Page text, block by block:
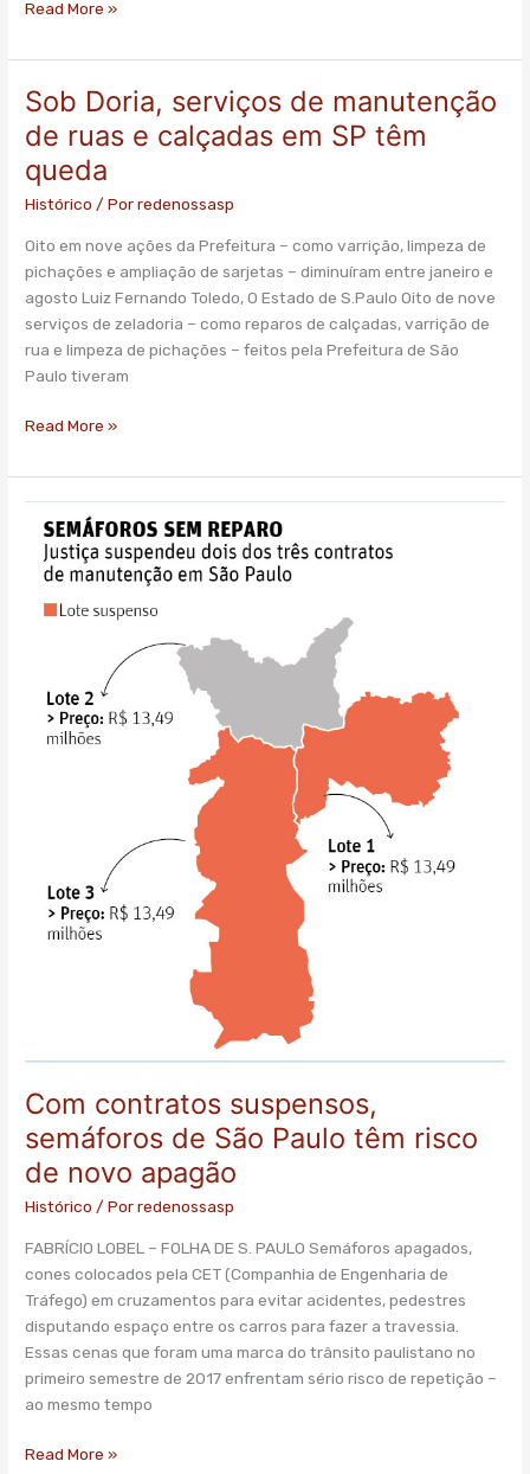
governo
Read More »
Sob Doria, serviços de manutenção
de ruas e calçadas em SP têm
queda
Histórico / Porredenossasp
Oito em nove ações da Prefeitura – como varrição, limpeza de
pichações e ampliação de sarjetas – diminuíram entre janeiro e
agosto Luiz Fernando Toledo, O Estado de S.Paulo Oito de nove
serviços de zeladoria – como reparos de calçadas, varrição de
rua e limpeza de pichações – feitos pela Prefeitura de São
Paulo tiveram
Sob
Doria,
serviços
de
manutenção
ruas
e
calçadas
em
SP
têm
Read More »
Com contratos suspensos,
semáforos de São Paulo têm risco
de novo apagão
Histórico / Porredenossasp
FABRÍCIO LOBEL – FOLHA DE S. PAULO Semáforos apagados,
cones colocados pela CET (Companhia de Engenharia de
Tráfego) em cruzamentos para evitar acidentes, pedestres
disputando espaço entre os carros para fazer a travessia.
Essas cenas que foram uma marca do trânsito paulistano no
primeiro semestre de 2017 enfrentam sério risco de repetição –
ao mesmo tempo
contratos
suspensos,
têm
risco
Read More »